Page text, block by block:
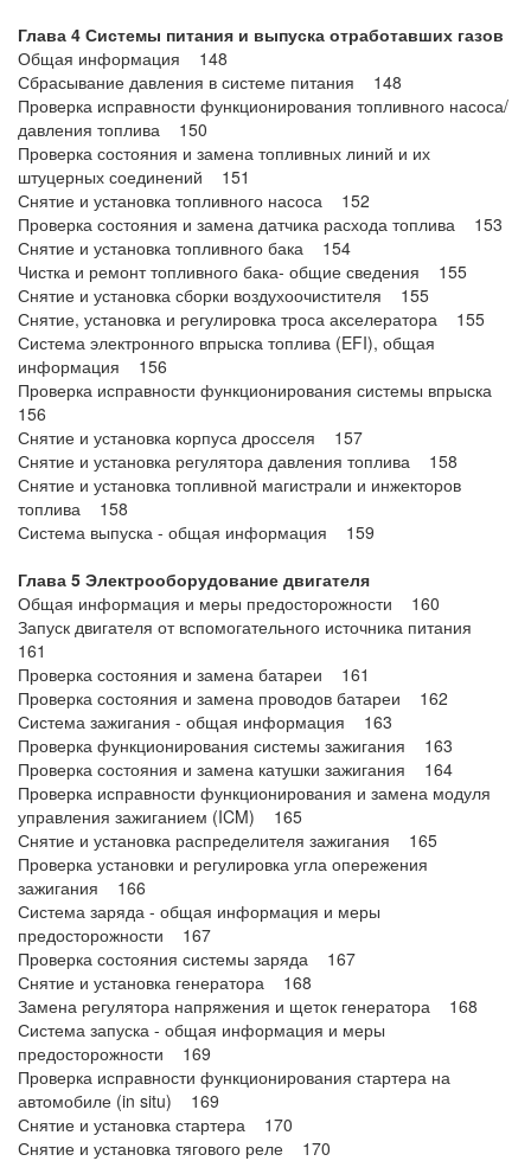
Глава 4 Системы питания и выпуска отработавших газов
Общая информация 148
Сбрасывание давления в системе питания 148
Проверка исправности функционирования топливного насоса/
давления топлива 150
Проверка состояния и замена топливных линий и их
штуцерных соединений 151
Снятие и установка топливного насоса 152
Проверка состояния и замена датчика расхода топлива 153
Снятие и установка топливного бака 154
Чистка и ремонт топливного бака- общие сведения 155
Снятие и установка сборки воздухоочистителя 155
Снятие, установка и регулировка троса акселератора 155
Система электронного впрыска топлива (EFI), общая
информация 156
Проверка исправности функционирования системы впрыска
156
Снятие и установка корпуса дросселя 157
Снятие и установка регулятора давления топлива 158
Снятие и установка топливной магистрали и инжекторов
топлива 158
Система выпуска - общая информация 159
Глава 5 Электрооборудование двигателя
Общая информация и меры предосторожности 160
Запуск двигателя от вспомогательного источника питания
161
Проверка состояния и замена батареи 161
Проверка состояния и замена проводов батареи 162
Система зажигания - общая информация 163
Проверка функционирования системы зажигания 163
Проверка состояния и замена катушки зажигания 164
Проверка исправности функционирования и замена модуля
управления зажиганием (ICM) 165
Снятие и установка распределителя зажигания 165
Проверка установки и регулировка угла опережения
зажигания 166
Система заряда - общая информация и меры
предосторожности 167
Проверка состояния системы заряда 167
Снятие и установка генератора 168
Замена регулятора напряжения и щеток генератора 168
Система запуска - общая информация и меры
предосторожности 169
Проверка исправности функционирования стартера на
автомобиле (in situ) 169
Снятие и установка стартера 170
Снятие и установка тягового реле 170